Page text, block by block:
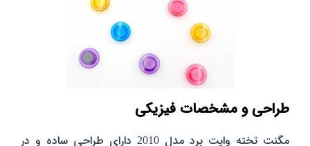
طراحی و مشخصات فیزیکی
مگنت تخته وایت برد مدل 2010 دارای طراحی ساده و در